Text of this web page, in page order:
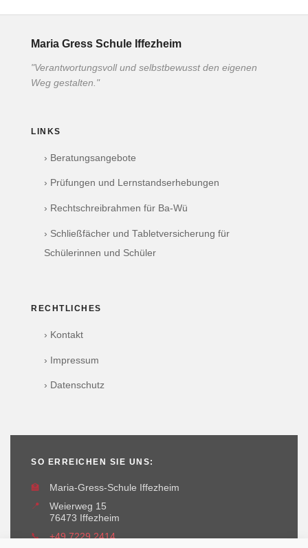
Maria Gress Schule Iffezheim
"Verantwortungsvoll und selbstbewusst den eigenen
Weg gestalten."
LINKS
› Beratungsangebote
› Prüfungen und Lernstandserhebungen
› Rechtschreibrahmen für Ba-Wü
› Schließfächer und Tabletversicherung für
Schülerinnen und Schüler
RECHTLICHES
› Kontakt
› Impressum
› Datenschutz
SO ERREICHEN SIE UNS:
🏫
Maria-Gress-Schule Iffezheim
📍
Weierweg 15
76473 Iffezheim
📞
+49 7229 2414